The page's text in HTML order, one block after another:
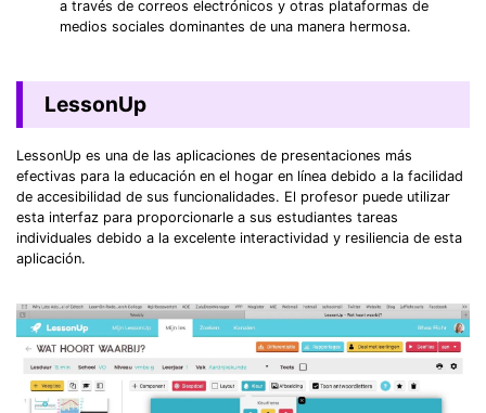
a través de correos electrónicos y otras plataformas de
medios sociales dominantes de una manera hermosa.
LessonUp
LessonUp es una de las aplicaciones de presentaciones más
efectivas para la educación en el hogar en línea debido a la facilidad
de accesibilidad de sus funcionalidades. El profesor puede utilizar
esta interfaz para proporcionarle a sus estudiantes tareas
individuales debido a la excelente interactividad y resiliencia de esta
aplicación.